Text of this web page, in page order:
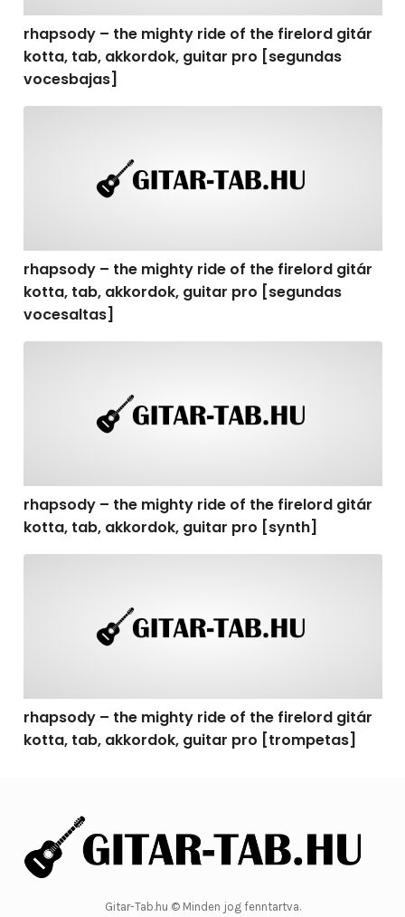
rhapsody – the mighty ride of the firelord gitár
kotta, tab, akkordok, guitar pro [segundas
vocesbajas]
rhapsody – the mighty ride of the firelord gitár
kotta, tab, akkordok, guitar pro [segundas
vocesaltas]
rhapsody – the mighty ride of the firelord gitár
kotta, tab, akkordok, guitar pro [synth]
rhapsody – the mighty ride of the firelord gitár
kotta, tab, akkordok, guitar pro [trompetas]
Gitar-Tab.hu © Minden jog fenntartva.